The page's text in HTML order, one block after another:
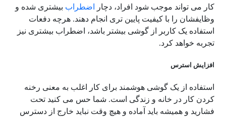
کار می تواند موجب شود افراد، دچار
اضطراب بیشتری شده و
وظایفشان را با کیفیت پایین تری انجام دهند. هرچه دفعات
استفاده یک کاربر از گوشی بیشتر باشد، اضطراب بیشتری نیز
تجربه خواهد کرد.
افزایش استرس
استفاده از یک گوشی هوشمند برای کار اغلب به معنی رخنه
کردن کار در خانه و زندگی است. شما حس می کنید تحت
فشارید و همیشه باید آماده و هیچ وقت نباید خارج از دسترس